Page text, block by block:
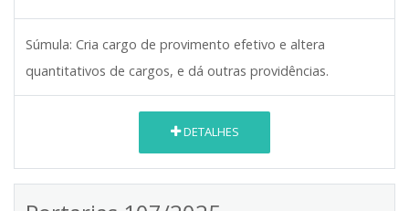
Súmula: Cria cargo de provimento efetivo e altera
quantitativos de cargos, e dá outras providências.
DETALHES